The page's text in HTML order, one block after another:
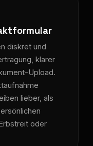
diskret und
klarer
Upload.
lieber, als
oder